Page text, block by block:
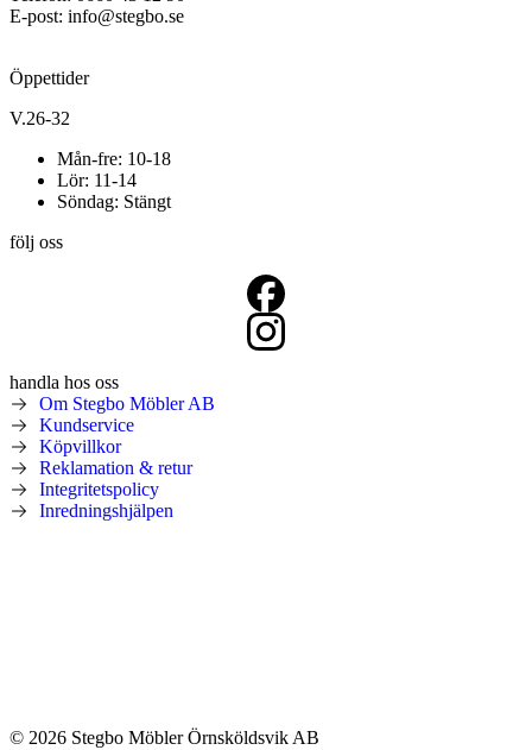
E-post: info@stegbo.se
Öppettider
V.26-32
Mån-fre: 10-18
Lör: 11-14
Söndag: Stängt
följ oss
handla hos oss
Om Stegbo Möbler AB
Kundservice
Köpvillkor
Reklamation & retur
Integritetspolicy
Inredningshjälpen
© 2026 Stegbo Möbler Örnsköldsvik AB